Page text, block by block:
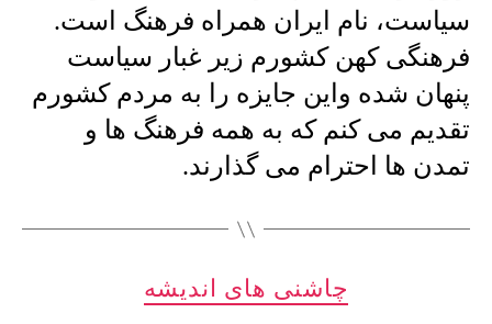
سیاست، نام ایران همراه فرهنگ است.
فرهنگی کهن كشورم زير غبار سياست
پنهان شده واین جایزه را به مردم کشورم
تقدیم می کنم که به همه فرهنگ ها و
تمدن ها احترام می گذارند.
دسته‌ها
چاشنی های اندیشه